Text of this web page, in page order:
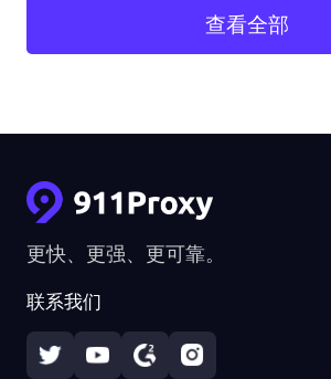
查看全部
更快、更强、更可靠。
联系我们